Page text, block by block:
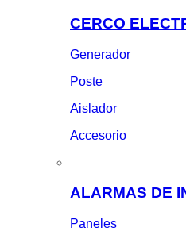
CERCO
Generador
Poste
Aislador
Accesorio
ALARMAS DE
Paneles